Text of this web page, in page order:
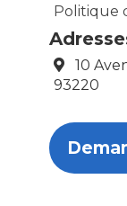
Politique
10
93220